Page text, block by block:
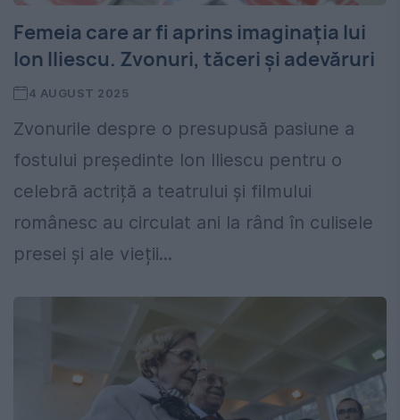
Femeia care ar fi aprins imaginația lui
Ion Iliescu. Zvonuri, tăceri și adevăruri
4 AUGUST 2025
Zvonurile despre o presupusă pasiune a
fostului președinte Ion Iliescu pentru o
celebră actriță a teatrului și filmului
românesc au circulat ani la rând în culisele
presei și ale vieții...